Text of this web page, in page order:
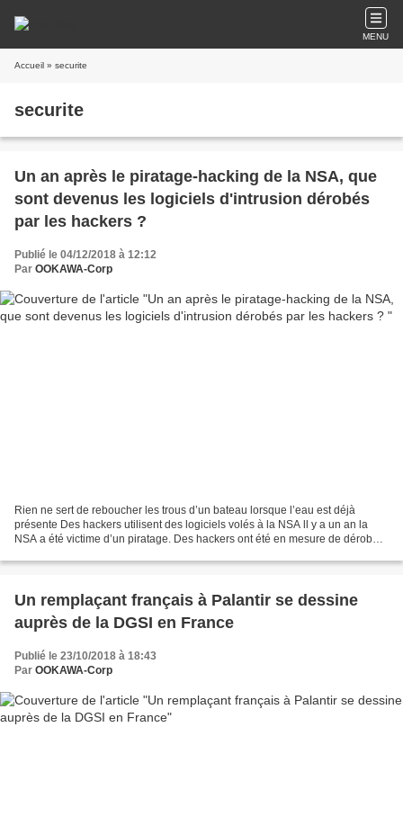
MENU
Accueil » securite
securite
Un an après le piratage-hacking de la NSA, que
sont devenus les logiciels d'intrusion dérobés
par les hackers ?
Publié le 04/12/2018 à 12:12
Par OOKAWA-Corp
Rien ne sert de reboucher les trous d’un bateau lorsque l’eau est déjà
présente Des hackers utilisent des logiciels volés à la NSA ll y a un an la
NSA a été victime d’un piratage. Des hackers ont été en mesure de dérober
Un remplaçant français à Palantir se dessine
auprès de la DGSI en France
Publié le 23/10/2018 à 18:43
Par OOKAWA-Corp